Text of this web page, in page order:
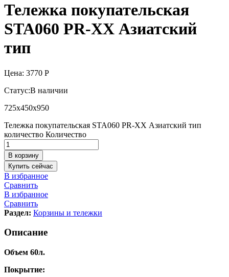
Тележка покупательская
STA060 PR-XX Азиатский
тип
Цена: 3770 Р
Статус:В наличии
725х450х950
Тележка покупательская STA060 PR-XX Азиатский тип
количество Количество
В корзину
Купить сейчас
В избранное
Сравнить
В избранное
Сравнить
Раздел: Корзины и тележки
Описание
Объем 60л.
Покрытие: